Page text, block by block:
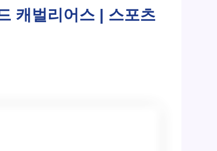
캐벌리어스 | 스포츠